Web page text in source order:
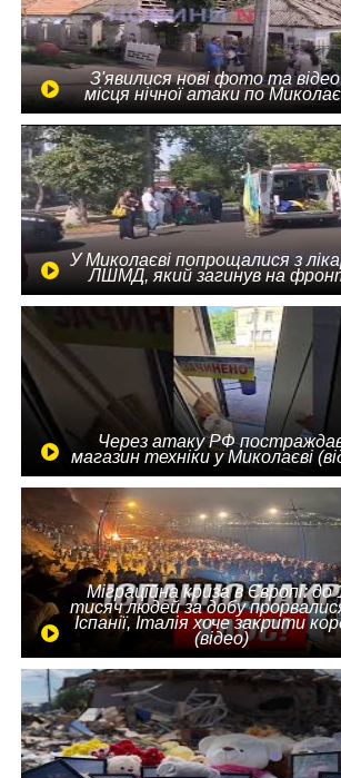
З'явилися нові фото та відео
місця нічної атаки по
У Миколаєві попрощалися з
ЛШМД, який загинув на
Через атаку РФ
магазин техніки у Миколаєві
Міграційна криза в Європі: до
тисяч людей за добу
Іспанії, Італія хоче закрити
(відео)